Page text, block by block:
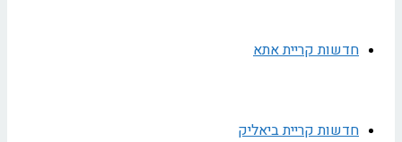
חדשות קריית אתא
חדשות קריית ביאליק